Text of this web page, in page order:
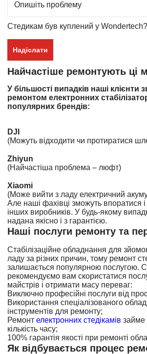
Опишіть проблему
Cтедикам був куплений у Wondertech?
Надіслати
Найчастіше ремонтують ці
У більшості випадків наші клієнти
ремонтом електронних
популярних брендів:
DJI
(Можуть відходити чи протиратися
Zhiyun
(Найчастіша проблема – люфт)
Xiaomi
(Може вийти з ладу електричний
Але наші фахівці зможуть впоратися
інших виробників. У будь-якому
надана якісно і з гарантією.
Наші послуги ремонту та
Стабілізаційне обладнання для
ладу за різних причин, тому ремонт
залишається популярною послугою.
рекомендуємо вам скористатися
майстрів і отримати масу переваг:
Виключно професійні послуги від
Використання спеціалізованого
інструментів для ремонту;
Ремонт електронних стедікамів займе
кількість часу;
100% гарантія якості при ремонті
Як відбувається процес